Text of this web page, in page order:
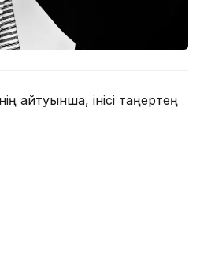
айтуынша, інісі таңертең